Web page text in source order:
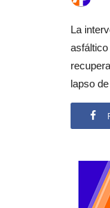
La
lapso